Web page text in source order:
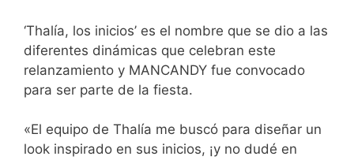
‘Thalía, los inicios’ es el nombre que se dio a las
diferentes dinámicas que celebran este
relanzamiento y MANCANDY fue convocado
para ser parte de la fiesta.
«El equipo de Thalía me buscó para diseñar un
look inspirado en sus inicios, ¡y no dudé en